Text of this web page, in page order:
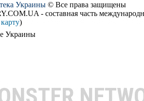
Украины © Все права защищены
- составная часть
)
Украины